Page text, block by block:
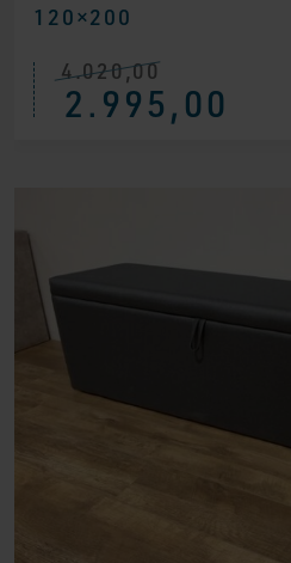
120×200
4.020,00
Ursprünglicher
Preis
war:
2.995,00
Aktueller
Preis
ist: